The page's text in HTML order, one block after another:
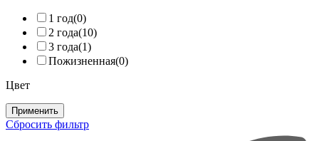
1 год(0)
2 года(10)
3 года(1)
Пожизненная(0)
Цвет
Применить
Сбросить фильтр